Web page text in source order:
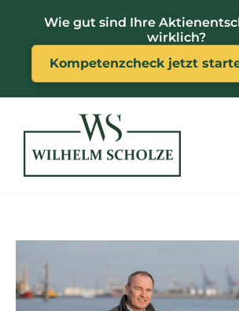
springen
Wie gut sind Ihre
wirklich?
Kompetenzcheck jetzt